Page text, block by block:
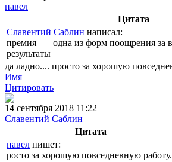
павел
Цитата
Славентий Саблин написал:
премия — одна из форм поощрения за
результаты
да ладно.... просто за хорошую
Имя
Цитировать
14 сентября 2018 11:22
Славентий Саблин
Цитата
павел пишет:
росто за хорошую повседневную